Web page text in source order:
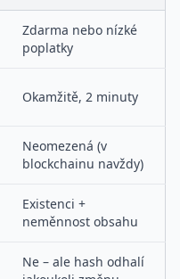
Zdarma nebo nízké
poplatky
Okamžitě, 2 minuty
Neomezená (v
blockchainu navždy)
Existenci +
neměnnost obsahu
Ne – ale hash odhalí